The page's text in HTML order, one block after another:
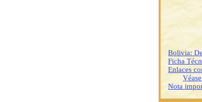
Bolivia:
Ficha
Enlaces
Nota